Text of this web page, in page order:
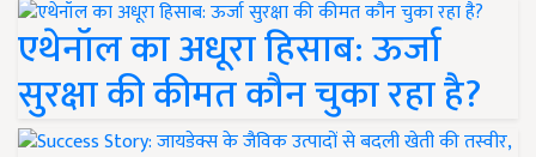
एथेनॉल का अधूरा हिसाब: ऊर्जा
सुरक्षा की कीमत कौन चुका रहा है?